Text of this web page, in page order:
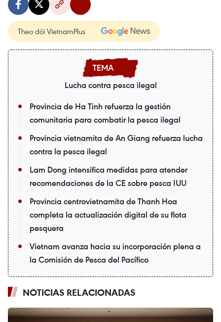
Theo dõi VietnamPlus
Lucha contra pesca ilegal
Provincia de Ha Tinh refuerza la gestión
comunitaria para combatir la pesca ilegal
Provincia vietnamita de An Giang refuerza lucha
contra la pesca ilegal
Lam Dong intensifica medidas para atender
recomendaciones de la CE sobre pesca IUU
Provincia centrovietnamita de Thanh Hoa
completa la actualización digital de su flota
pesquera
Vietnam avanza hacia su incorporación plena a
la Comisión de Pesca del Pacífico
NOTICIAS RELACIONADAS